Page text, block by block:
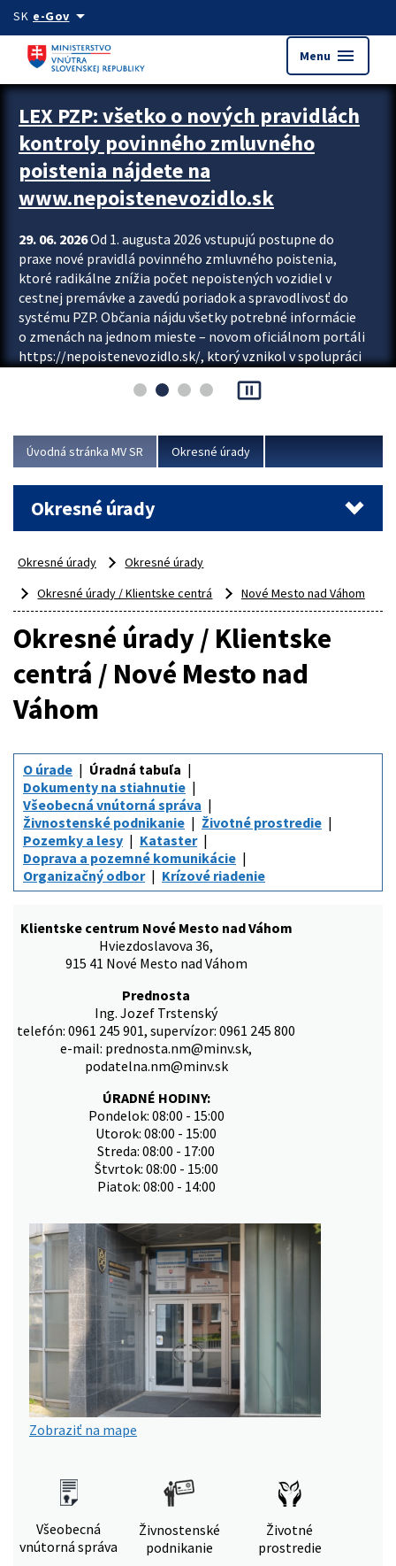
Preskocit na hlavný obsah
SK e-Govarrow_drop_down
Menu menu
Zastavit automatický posun upútavok
LEX PZP: všetko o nových pravidlách
kontroly povinného zmluvného
poistenia nájdete na
www.nepoistenevozidlo.sk
29. 06. 2026Od 1. augusta 2026 vstupujú postupne do
praxe nové pravidlá povinného zmluvného poistenia,
ktoré radikálne znížia počet nepoistených vozidiel v
cestnej premávke a zavedú poriadok a spravodlivosť do
systému PZP. Občania nájdu všetky potrebné informácie
o zmenách na jednom mieste – novom oficiálnom portáli
https://nepoistenevozidlo.sk/, ktorý vznikol v spolupráci
asociácie poisťovní (SLASPO) a Ministerstva vnútra SR.
Viac
pause_presentation
Úvodná stránka MV SR Okresné úrady
Okresné úrady
Okresné úrady
Okresné úrady
Okresné úrady / Klientske centrá
Nové Mesto nad Váhom
Okresné úrady / Klientske
centrá / Nové Mesto nad
Váhom
O úrade
Úradná tabuľa
Dokumenty na stiahnutie
Všeobecná vnútorná správa
Živnostenské podnikanie
Životné prostredie
Pozemky a lesy
Kataster
Doprava a pozemné komunikácie
Organizačný odbor
Krízové riadenie
Klientske centrum Nové Mesto nad Váhom
Hviezdoslavova 36,
915 41 Nové Mesto nad Váhom
Prednosta
Ing. Jozef Trstenský
telefón: 0961 245 901, supervízor: 0961 245 800
e-mail: prednosta.nm@minv.sk,
podatelna.nm@minv.sk
ÚRADNÉ HODINY:
Pondelok: 08:00 - 15:00
Utorok: 08:00 - 15:00
Streda: 08:00 - 17:00
Štvrtok: 08:00 - 15:00
Piatok: 08:00 - 14:00
Zobraziť na mape
Všeobecná
vnútorná správa
Živnostenské
podnikanie
Životné
prostredie